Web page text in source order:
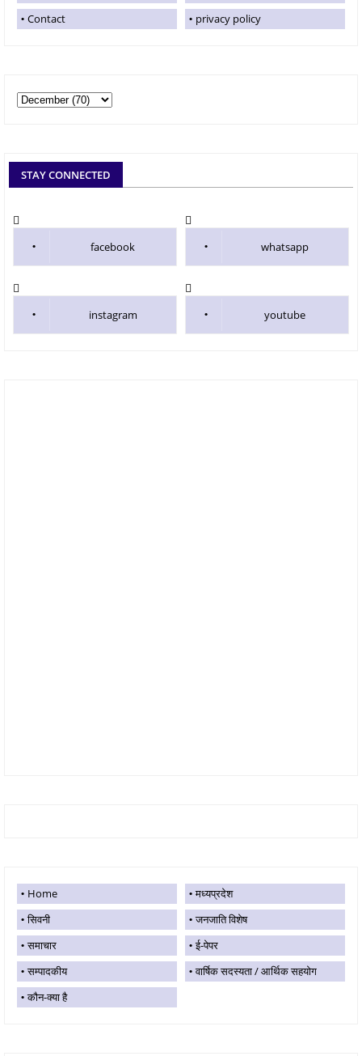
Contact privacy policy
STAY CONNECTED
facebook whatsapp
instagram youtube
Home
मध्यप्रदेश
सिवनी
जनजाति विशेष
समाचार
ई-पेपर
सम्पादकीय
वार्षिक सदस्यता / आर्थिक सहयोग
कौन-क्या है